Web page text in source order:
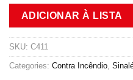
ADICIONAR À LISTA
SKU: C411
Categories: Contra Incêndio